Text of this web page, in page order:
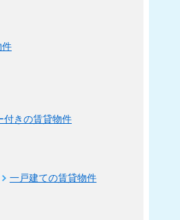
件
付きの賃貸物件
一戸建ての賃貸物件